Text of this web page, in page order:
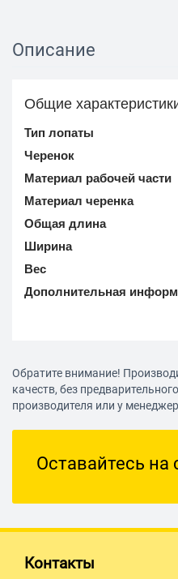
Описание
Общие
Тип лопаты
Черенок
Материал рабочей части
Материал черенка
Общая длина
Ширина
Вес
Дополнительная
Обратите внимание!
качеств, без
производителя или у
Оставайтесь на
Контакты